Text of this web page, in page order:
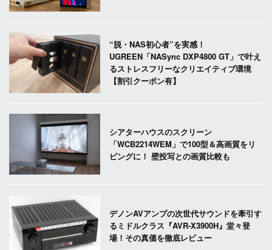
“脱・NAS初心者”を実感！
UGREEN「NASync DXP4800 GT」で叶え
るストレスフリーなクリエイティブ環境
【割引クーポン有】
シアターハウスのスクリーン
「WCB2214WEM」で100型＆高画質をリ
ビングに！ 壁投写との画質比較も
デノンAVアンプの次世代サウンドを牽引す
るミドルクラス『AVR-X3900H』堂々登
場！その真価を徹底レビュー